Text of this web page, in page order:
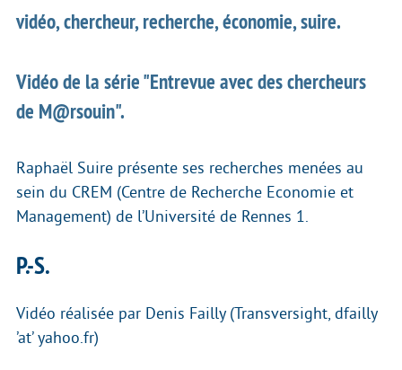
vidéo, chercheur, recherche, économie, suire.
Vidéo de la série "Entrevue avec des chercheurs
de M@rsouin".
Raphaël Suire présente ses recherches menées au
sein du CREM (Centre de Recherche Economie et
Management) de l’Université de Rennes 1.
P.-S.
Vidéo réalisée par Denis Failly (Transversight, dfailly
’at’ yahoo.fr)